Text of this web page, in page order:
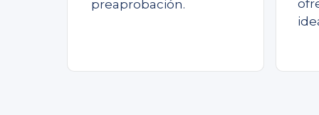
preaprobación.